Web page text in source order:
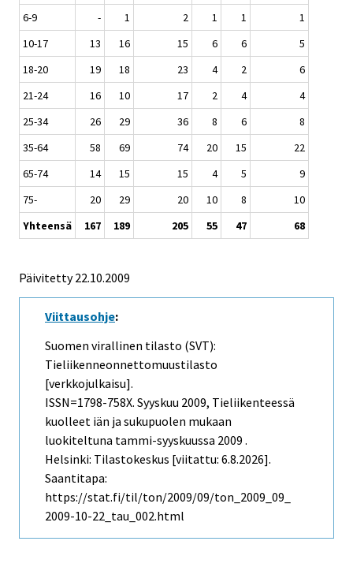
6-9
- 1 2 1 1
1
10-17
13 16 15 6 6
5
18-20
19 18 23 4 2
6
21-24
16 10 17 2 4
4
25-34
26 29 36 8 6
8
35-64
58 69 74 20 15
22
65-74
14 15 15 4 5
9
75-
20 29 20 10 8
10
Yhteensä
167 189 205 55 47 68
Päivitetty22.10.2009
Viittausohje:
Suomen virallinen tilasto (SVT):
Tieliikenneonnettomuustilasto
[verkkojulkaisu].
ISSN=1798-758X. Syyskuu 2009, Tieliikenteessä
kuolleet iän ja sukupuolen mukaan
luokiteltuna tammi-syyskuussa 2009 .
Helsinki: Tilastokeskus [viitattu: 6.8.2026].
Saantitapa:
https://stat.fi/til/ton/2009/09/ton_2009_09_
2009-10-22_tau_002.html